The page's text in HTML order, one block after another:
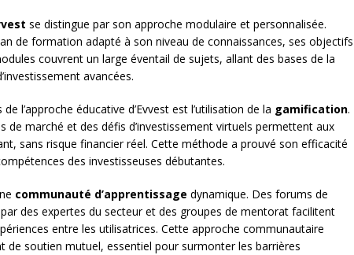
se distingue par son approche modulaire et personnalisée.
de formation adapté à son niveau de connaissances, ses objectifs
couvrent un large éventail de sujets, allant des bases de la
avancées.
l’approche éducative d’Evvest est l’utilisation de la gamification.
de marché et des défis d’investissement virtuels permettent aux
sans risque financier réel. Cette méthode a prouvé son efficacité
des investisseuses débutantes.
communauté d’apprentissage dynamique. Des forums de
des expertes du secteur et des groupes de mentorat facilitent
entre les utilisatrices. Cette approche communautaire
de soutien mutuel, essentiel pour surmonter les barrières